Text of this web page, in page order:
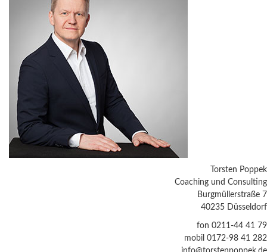
Torsten Poppek
Coaching und Consulting
Burgmüllerstraße 7
40235 Düsseldorf
fon 0211-44 41 79
mobil 0172-98 41 282